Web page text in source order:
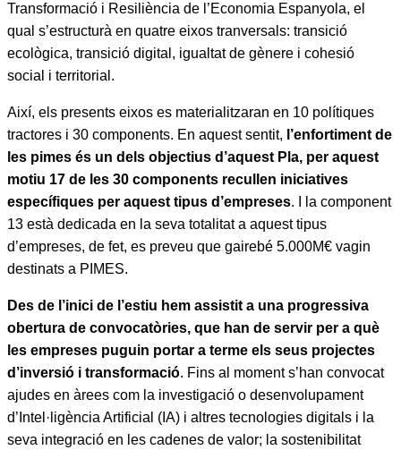
Transformació i Resiliència de l’Economia Espanyola, el
qual s’estructurà en quatre eixos tranversals: transició
ecològica, transició digital, igualtat de gènere i cohesió
social i territorial.
Així, els presents eixos es materialitzaran en 10 polítiques
tractores i 30 components. En aquest sentit, l’enfortiment de
les pimes és un dels objectius d’aquest Pla, per aquest
motiu 17 de les 30 components recullen iniciatives
específiques per aquest tipus d’empreses. I la component
13 està dedicada en la seva totalitat a aquest tipus
d’empreses, de fet, es preveu que gairebé 5.000M€ vagin
destinats a PIMES.
Des de l’inici de l’estiu hem assistit a una progressiva
obertura de convocatòries, que han de servir per a què
les empreses puguin portar a terme els seus projectes
d’inversió i transformació. Fins al moment s’han convocat
ajudes en àrees com la investigació o desenvolupament
d’Intel·ligència Artificial (IA) i altres tecnologies digitals i la
seva integració en les cadenes de valor; la sostenibilitat